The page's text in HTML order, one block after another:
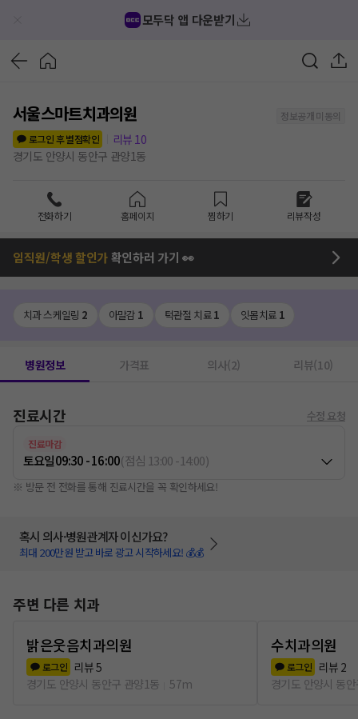
모두닥 앱 다운받기
서울스마트치과의원
정보공개 미동의
로그인 후 별점확인
리뷰 10
경기도 안양시 동안구 관양1동
전화하기 홈페이지 찜하기 리뷰작성
임직원/학생 할인가확인하러 가기 👀
치과 스케일링 2 아말감 1 턱관절 치료1 잇몸치료 1
병원정보 가격표 의사(2) 리뷰(10)
진료시간 수정 요청
진료마감
토요일09:30 - 16:00(점심 13:00-14:00)
※ 방문 전 전화를 통해 진료시간을 꼭 확인하세요!
혹시 의사·병원관계자 이신가요?
최대 200만원 받고 바로 광고 시작하세요! 💰💰
주변 다른 치과
밝은웃음치과의원
로그인 리뷰5
경기도 안양시 동안구 관양1동
57m
수치과의원
로그인 리뷰 2
경기도 안양시 동